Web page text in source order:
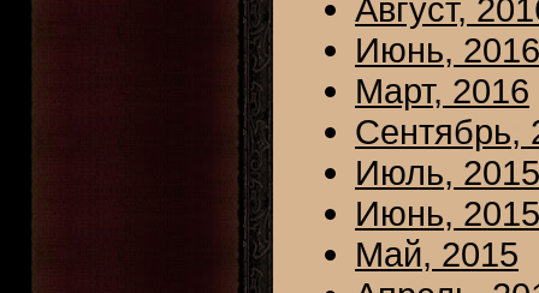
Август,
Июнь, 2016
Март, 2016
Сентябрь,
Июль, 2015
Июнь, 2015
Май, 2015